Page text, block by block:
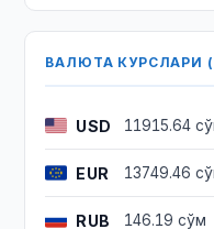
ВАЛЮТА КУРСЛАРИ
USD 11915.64
EUR 13749.46
RUB 146.19 сўм